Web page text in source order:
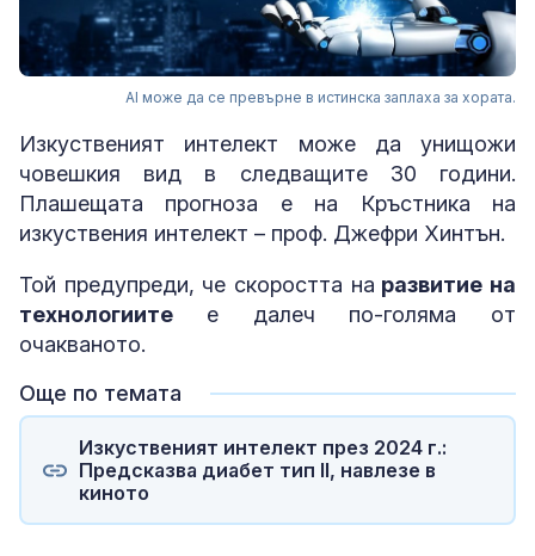
AI може да се превърне в истинска заплаха за хората.
Изкуственият интелект може да унищожи
човешкия вид в следващите 30 години.
Плашещата прогноза е на Кръстника на
изкуствения интелект – проф. Джефри Хинтън.
Той предупреди, че скоростта на развитие на
технологиите е далеч по-голяма от
очакваното.
Още по темата
Изкуственият интелект през 2024 г.:
Предсказва диабет тип II, навлезе в
киното